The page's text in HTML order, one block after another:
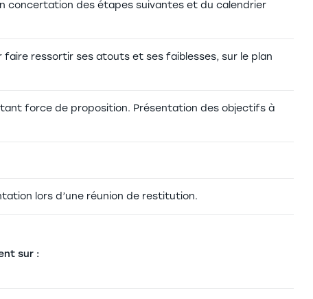
concertation des étapes suivantes et du calendrier
ressortir ses atouts et ses faiblesses, sur le plan
force de proposition. Présentation des objectifs à
lors d’une réunion de restitution.
sur :